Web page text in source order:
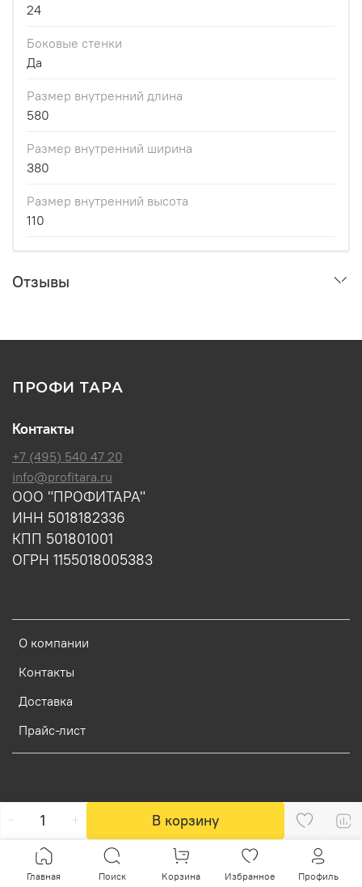
В корзину
24
Боковые стенки
Да
Размер внутренний длина
580
Размер внутренний ширина
380
Размер внутренний высота
110
Отзывы
ПРОФИ ТАРА
О компании
Контакты
Доставка
Прайс-лист
Контакты
+7 (495) 540 47 20
info@profitara.ru
ООО "ПРОФИТАРА"
ИНН 5018182336
КПП 501801001
ОГРН 1155018005383
Главная Поиск Корзина Избранное Профиль